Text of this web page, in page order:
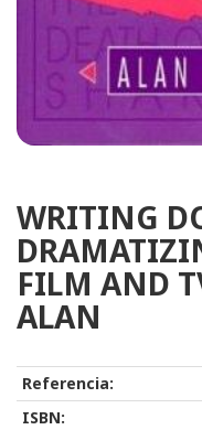
WRITING
FILM AND
ALAN
Referencia:
ISBN: